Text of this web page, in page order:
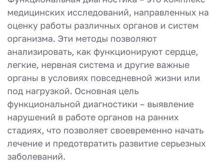
медицинских исследований, направленных на
оценку работы различных органов и систем
организма. Эти методы позволяют
анализировать, как функционируют сердце,
легкие, нервная система и другие важные
органы в условиях повседневной жизни или
под нагрузкой. Основная цель
функциональной диагностики – выявление
нарушений в работе органов на ранних
стадиях, что позволяет своевременно начать
лечение и предотвратить развитие серьезных
заболеваний.